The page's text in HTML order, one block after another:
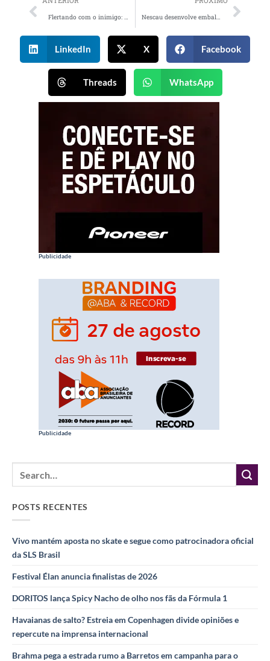
LinkedIn X Facebook
Threads WhatsApp
Publicidade
Publicidade
POSTS RECENTES
Vivo mantém aposta no skate e segue como patrocinadora oficial
da SLS Brasil
Festival Élan anuncia finalistas de 2026
DORITOS lança Spicy Nacho de olho nos fãs da Fórmula 1
Havaianas de salto? Estreia em Copenhagen divide opiniões e
repercute na imprensa internacional
Brahma pega a estrada rumo a Barretos em campanha para o